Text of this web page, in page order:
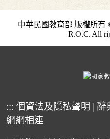
中華民國教育部 版權所有
R.O.C. All
::: 個資法及隱私聲明 | 辭
網網相連